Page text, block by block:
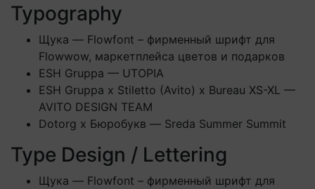
Typography
Щука — Flowfont – фирменный шрифт для
Flowwow, маркетплейса цветов и подарков
ESH Gruppa — UTOPIA
ESH Gruppa x Stiletto (Avito) x Bureau XS-XL —
AVITO DESIGN TEAM
Dotorg х Бюробукв — Sreda Summer Summit
Type Design / Lettering
Щука — Flowfont – фирменный шрифт для